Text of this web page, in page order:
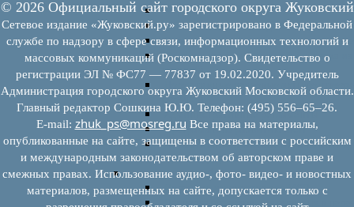
Федеральное законодательство
Региональное законодательство
Порядок формирования и ведения
Порядок предоставления имущества из
перечней
Нормативные правовые акты по
перечней
Административные регламенты
Программы по развитию МСП
Нормативные правовые акты по
мерам поддержки субъектов МСП
Имущество для бизнеса
Перечень имущества для МСП
Паспорта объектов, включенных в
© 2026 Официальный сайт городского округа Жуковский
Сетевое издание «Жуковский.ру» зарегистрировано в Федеральной
службе по надзору в сфере связи, информационных технологий и
массовых коммуникаций (Роскомнадзор). Свидетельство о
регистрации ЭЛ № ФС77 — 77837 от 19.02.2020. Учредитель
Администрация городского округа Жуковский Московской области.
Главный редактор Сошкина Ю.Ю. Телефон: (495) 556–65–26.
E‑mail: zhuk_ps@mosreg.ru Все права на материалы,
опубликованные на сайте, защищены в соответствии с российским
и международным законодательством об авторском праве и
смежных правах. Использование аудио-, фото- видео- и новостных
материалов, размещенных на сайте, допускается только с